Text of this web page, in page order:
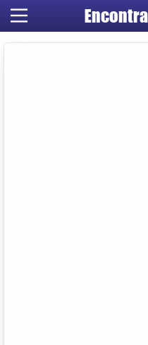
Encontra